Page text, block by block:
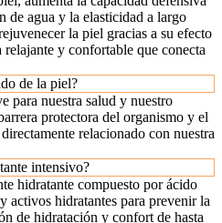
de agua y la elasticidad a largo
la piel gracias a su efecto
y confortable que conecta
de la piel?
para nuestra salud y nuestro
protectora del organismo y el
relacionado con nuestra
intensivo?
hidratante compuesto por ácido
activos hidratantes para prevenir la
de hidratación y confort de hasta